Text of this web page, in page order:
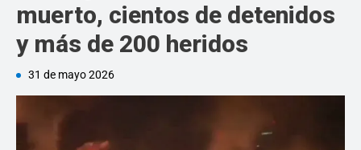
muerto, cientos de detenidos
y más de 200 heridos
31 de mayo 2026